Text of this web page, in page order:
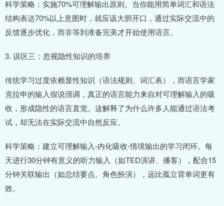
科学策略：实施70%可理解输出原则。当你能用简单词汇和语法
结构表达70%以上意图时，就应该大胆开口，通过实际交流中的
反馈逐步优化，而非等到准备完美才开始使用语言。
3. 误区三：忽视隐性知识的培养
传统学习过度依赖显性知识（语法规则、词汇表），而语言学家
克拉申的输入假说强调，真正的语言能力来自对可理解输入的吸
收，形成隐性的语言直觉。这解释了为什么许多人能通过语法考
试，却无法在实际交流中自然反应。
科学策略：建立可理解输入-内化吸收-情境输出的学习闭环。每
天进行30分钟有意义的听力输入（如TED演讲、播客），配合15
分钟关联输出（如总结要点、角色扮演），远比孤立背单词更有
效。